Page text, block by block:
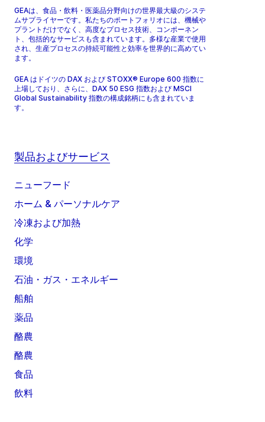
GEAは、食品・飲料・医薬品分野向けの世界最大級のシステ
ムサプライヤーです。私たちのポートフォリオには、機械や
プラントだけでなく、高度なプロセス技術、コンポーネン
ト、包括的なサービスも含まれています。多様な産業で使用
され、生産プロセスの持続可能性と効率を世界的に高めてい
ます。
GEA はドイツの DAX および STOXX® Europe 600 指数に
上場しており、さらに、DAX 50 ESG 指数および MSCI
Global Sustainability 指数の構成銘柄にも含まれていま
す。
製品およびサービス
ニューフード
ホーム & パーソナルケア
冷凍および加熱
化学
環境
石油・ガス・エネルギー
船舶
薬品
酪農
酪農
食品
飲料